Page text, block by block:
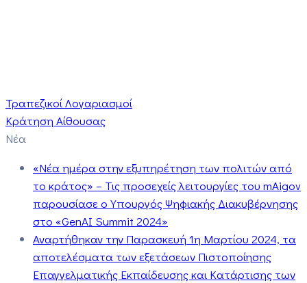
Τραπεζικοί Λογαριασμοί
Κράτηση Αίθουσας
Νέα
«Νέα ημέρα στην εξυπηρέτηση των πολιτών από
το κράτος» – Τις προσεχείς λειτουργίες του mAigov
παρουσίασε ο Υπουργός Ψηφιακής Διακυβέρνησης
στο «GenAI Summit 2024»
Αναρτήθηκαν την Παρασκευή 1η Μαρτίου 2024, τα
αποτελέσματα των εξετάσεων Πιστοποίησης
Επαγγελματικής Εκπαίδευσης και Κατάρτισης των